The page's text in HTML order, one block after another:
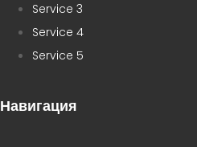
Service 3
Service 4
Service 5
Навигация